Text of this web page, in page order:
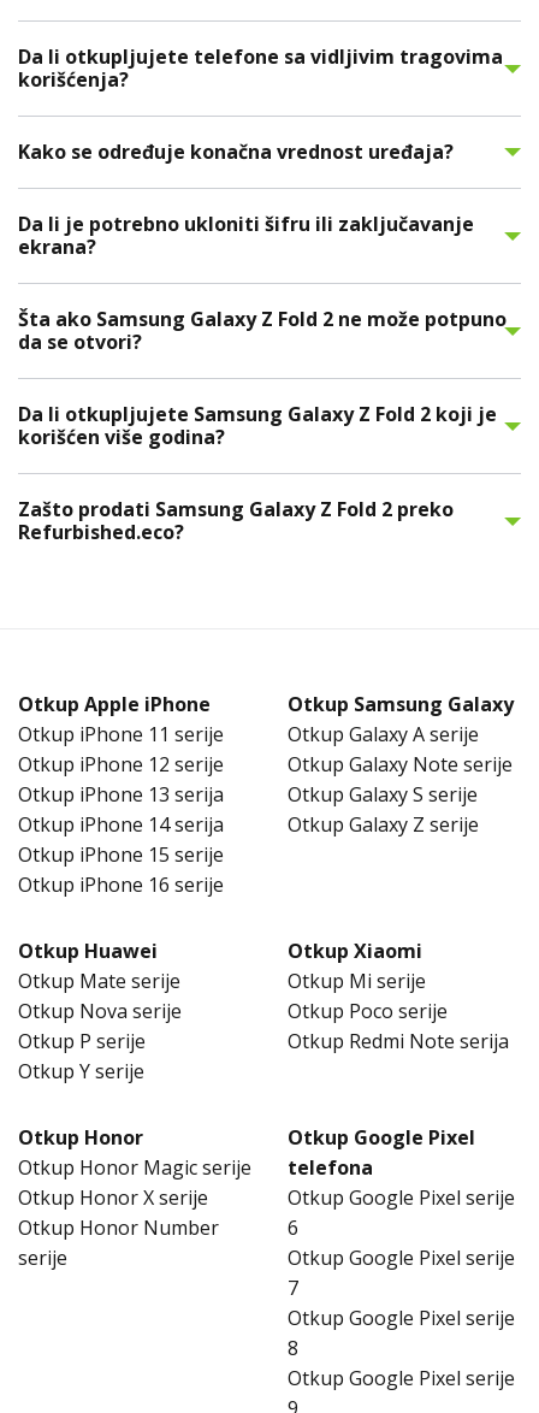
Da li otkupljujete telefone sa vidljivim tragovima
korišćenja?
Kako se određuje konačna vrednost uređaja?
Da li je potrebno ukloniti šifru ili zaključavanje
ekrana?
Šta ako Samsung Galaxy Z Fold 2 ne može potpuno
da se otvori?
Da li otkupljujete Samsung Galaxy Z Fold 2 koji je
korišćen više godina?
Zašto prodati Samsung Galaxy Z Fold 2 preko
Refurbished.eco?
Otkup Apple iPhone
Otkup iPhone 11 serije
Otkup iPhone 12 serije
Otkup iPhone 13 serija
Otkup iPhone 14 serija
Otkup iPhone 15 serije
Otkup iPhone 16 serije
Otkup Samsung Galaxy
Otkup Galaxy A serije
Otkup Galaxy Note serije
Otkup Galaxy S serije
Otkup Galaxy Z serije
Otkup Huawei
Otkup Mate serije
Otkup Nova serije
Otkup P serije
Otkup Y serije
Otkup Xiaomi
Otkup Mi serije
Otkup Poco serije
Otkup Redmi Note serija
Otkup Honor
Otkup Honor Magic serije
Otkup Honor X serije
Otkup Honor Number
serije
Otkup Google Pixel
telefona
Otkup Google Pixel serije
6
Otkup Google Pixel serije
7
Otkup Google Pixel serije
8
Otkup Google Pixel serije